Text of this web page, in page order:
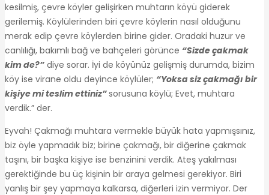
kesilmiş, çevre köyler gelişirken muhtarın köyü giderek
gerilemiş. Köylülerinden biri çevre köylerin nasıl olduğunu
merak edip çevre köylerden birine gider. Oradaki huzur ve
canlılığı, bakımlı bağ ve bahçeleri görünce “Sizde çakmak
kim de?” diye sorar. İyi de köyünüz gelişmiş durumda, bizim
köy ise virane oldu deyince köylüler; “Yoksa siz çakmağı bir
kişiye mi teslim ettiniz”sorusuna köylü; Evet, muhtara
verdik.” der.
Eyvah! Çakmağı muhtara vermekle büyük hata yapmışsınız,
biz öyle yapmadık biz; birine çakmağı, bir diğerine çakmak
taşını, bir başka kişiye ise benzinini verdik. Ateş yakılması
gerektiğinde bu üç kişinin bir araya gelmesi gerekiyor. Biri
yanlış bir şey yapmaya kalkarsa, diğerleri izin vermiyor. Der